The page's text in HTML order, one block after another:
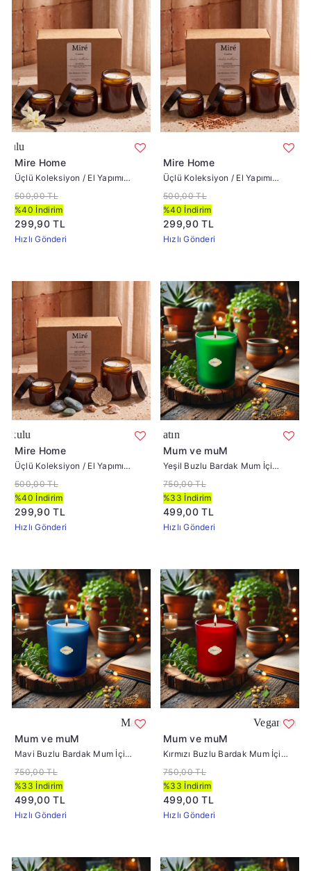
Üçlü Koleksiyon / El Yapımı Amber Seri
Mire Home
Üçlü Koleksiyon / El Yapımı
Amber Seri Kavanoz Vanilya
Kokulu
500,00 TL
%40 İndirim
299,90 TL
Hızlı Gönderi
Üçlü
Mire Home
Üçlü Koleksiyon / El Yapımı
Amber Seri Kavanoz Sandal
Kokulu
500,00 TL
%40 İndirim
299,90 TL
Hızlı Gönderi
Üçlü Koleksiyon / El Yapımı Amber Seri
Mire Home
Üçlü Koleksiyon / El Yapımı
Amber Seri Kavanoz Okyanus
Kokulu
500,00 TL
%40 İndirim
299,90 TL
Hızlı Gönderi
Yeşil Buzlu
Mum ve muM
Yeşil Buzlu Bardak Mum İçi
%100 Soya Mum 405
750,00 TL
%33 İndirim
499,00 TL
Hızlı Gönderi
Mavi Buzlu Cam Bardakta %100 Soya Mumu -
Mum ve muM
Mavi Buzlu Bardak Mum İçi
%100 Soya Mum 405
750,00 TL
%33 İndirim
499,00 TL
Hızlı Gönderi
Vegan Kırmızı Buzlu
Mum ve muM
Kırmızı Buzlu Bardak Mum İçi
%100 Soya Mum 405
750,00 TL
%33 İndirim
499,00 TL
Hızlı Gönderi